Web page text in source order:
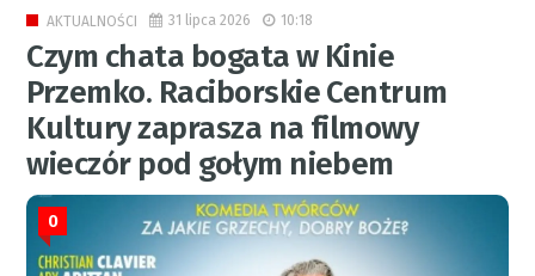
AKTUALNOŚCI 31 lipca 2026 10:18
Czym chata bogata w Kinie
Przemko. Raciborskie Centrum
Kultury zaprasza na filmowy
wieczór pod gołym niebem
0